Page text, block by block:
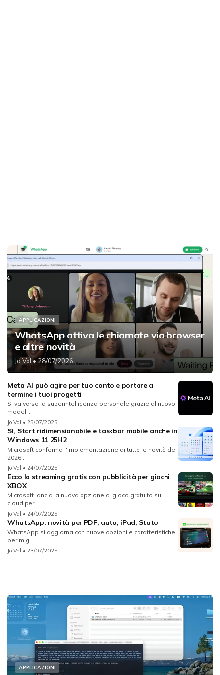
APPLICAZIONI
WhatsApp attiva le chiamate via browser
e altre novità
Jo Val• 28/07/2026
Meta AI può agire per tuo conto e portare a
termine i tuoi progetti
Si va verso la superintelligenza personale grazie al nuovo
modell...
Jo Val • 25/07/2026
Sì, Start ridimensionabile e taskbar mobile anche in
Windows 11 25H2
Microsoft conferma l'implementazione di tutte le novità del
2026...
Jo Val • 24/07/2026
Ecco lo streaming gratis con pubblicità per giochi
XBOX
Microsoft lancia la nuova opzione di gioco gratuito sul
cloud per...
Jo Val • 24/07/2026
WhatsApp: novità per PDF, auto, iPad, Stato
WhatsApp si aggiorna con nuove opzioni e caratteristiche
per migl...
Jo Val • 23/07/2026
APPLICAZIONI